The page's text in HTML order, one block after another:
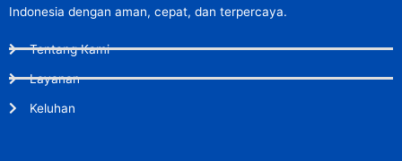
Indonesia dengan aman, cepat, dan terpercaya.
Tentang Kami
Layanan
Keluhan